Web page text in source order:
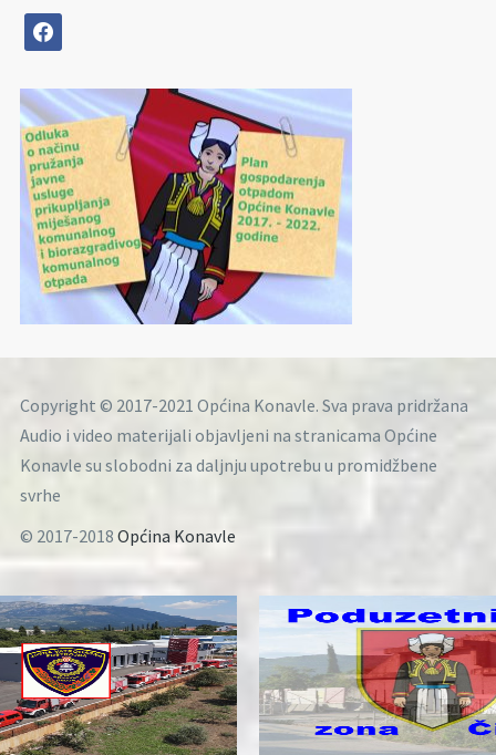
facebook
Copyright © 2017-2021 Općina Konavle. Sva prava pridržana
Audio i video materijali objavljeni na stranicama Općine
Konavle su slobodni za daljnju upotrebu u promidžbene
svrhe
© 2017-2018 Općina Konavle